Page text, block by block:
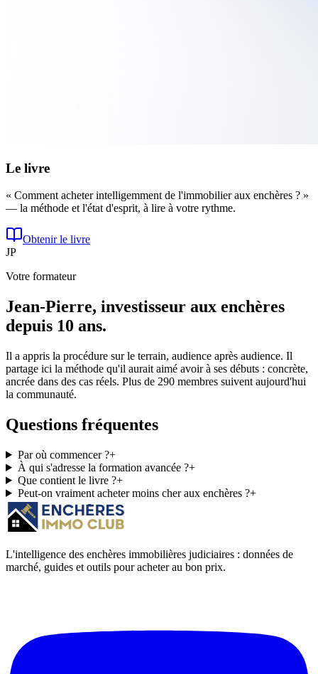
Le livre
« Comment acheter intelligemment de l'immobilier aux enchères ? »
— la méthode et l'état d'esprit, à lire à votre rythme.
Obtenir le livre
JP
Votre formateur
Jean-Pierre, investisseur aux enchères
depuis 10 ans.
Il a appris la procédure sur le terrain, audience après audience. Il
partage ici la méthode qu'il aurait aimé avoir à ses débuts : concrète,
ancrée dans des cas réels. Plus de 290 membres suivent aujourd'hui
la communauté.
Questions fréquentes
Par où commencer ?+
À qui s'adresse la formation avancée ?+
Que contient le livre ?+
Peut-on vraiment acheter moins cher aux enchères ?+
L'intelligence des enchères immobilières judiciaires : données de
marché, guides et outils pour acheter au bon prix.